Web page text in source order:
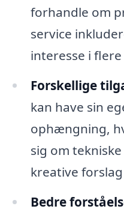
forhandle om
service
interesse i
Forskellige
kan have sin
ophængning,
sig om
kreative
Bedre